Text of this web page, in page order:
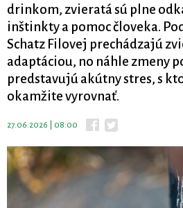
drinkom, zvieratá sú plne
inštinkty a pomoc človeka.
Schatz Filovej prechádzajú
adaptáciou, no náhle zmeny
predstavujú akútny stres, s
okamžite vyrovnať.
27.06.2026 | 08:00